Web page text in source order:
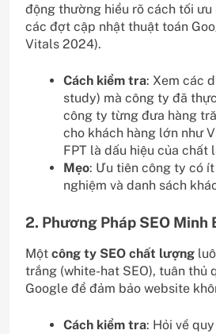
động thường hiểu rõ cách tối ưu
các đợt cập nhật thuật toán
Vitals 2024).
Cách kiểm tra: Xem các
study) mà công ty đã
công ty từng đưa hàng
cho khách hàng lớn như
FPT là dấu hiệu của chất
Mẹo: Ưu tiên công ty có
nghiệm và danh sách
2. Phương Pháp SEO Minh
Một công ty SEO chất lượng
trắng (white-hat SEO), tuân thủ
Google để đảm bảo website
Cách kiểm tra: Hỏi về